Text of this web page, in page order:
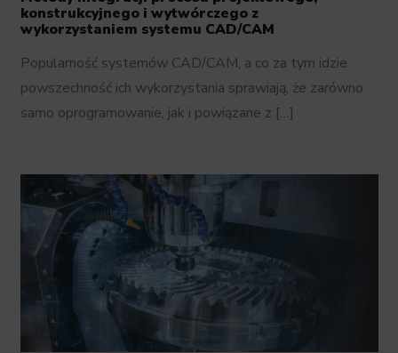
konstrukcyjnego i wytwórczego z
wykorzystaniem systemu CAD/CAM
Popularność systemów CAD/CAM, a co za tym idzie
powszechność ich wykorzystania sprawiają, że zarówno
samo oprogramowanie, jak i powiązane z […]